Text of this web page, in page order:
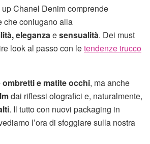
Chanel Denim comprende
che coniugano alla
eleganzaesensualità. Dei must
look al passo con letendenze trucco
ombretti e matite occhi, ma anche
dai riflessi olografici e, naturalmente,
. Il tutto con nuovi packaging in
l’ora di sfoggiare sulla nostra